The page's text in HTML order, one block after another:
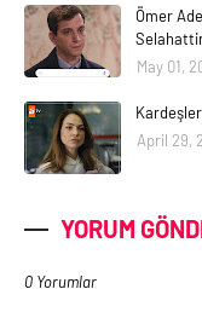
Ömer
May 01,
April 29,
YORUM
0 Yorumlar